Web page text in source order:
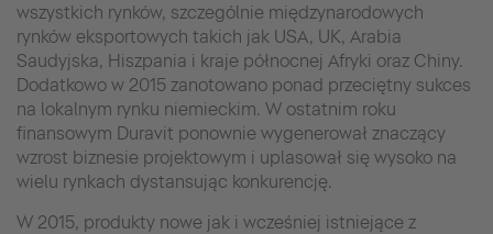
wszystkich rynków, szczególnie międzynarodowych
rynków eksportowych takich jak USA, UK, Arabia
Saudyjska, Hiszpania i kraje północnej Afryki oraz Chiny.
Dodatkowo w 2015 zanotowano ponad przeciętny sukces
na lokalnym rynku niemieckim. W ostatnim roku
finansowym Duravit ponownie wygenerował znaczący
wzrost biznesie projektowym i uplasował się wysoko na
wielu rynkach dystansując konkurencję.
W 2015, produkty nowe jak i wcześniej istniejące z